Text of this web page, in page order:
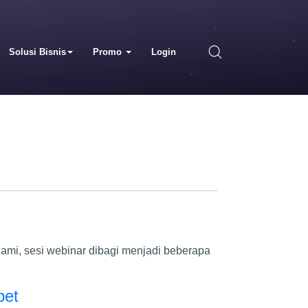
Solusi Bisnis Promo Login
sesi webinar dibagi menjadi beberapa